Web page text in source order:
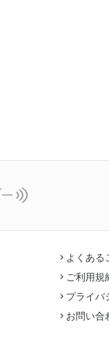
よくある
ご利用規
プライバ
お問い合